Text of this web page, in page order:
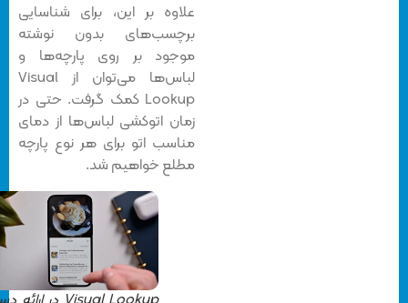
علاوه بر این، برای شناسایی
برچسب‌های بدون نوشته
موجود بر روی پارچه‌ها و
لباس‌ها می‌توان از Visual
Lookup کمک گرفت. حتی در
زمان اتوکشی لباس‌ها از دمای
مناسب اتو برای هر نوع پارچه
مطلع خواهیم شد.